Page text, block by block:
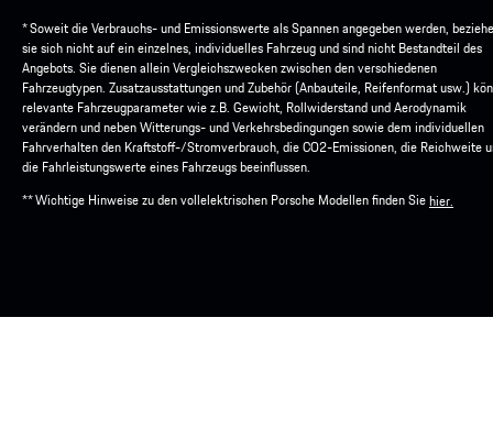
* Soweit die Verbrauchs- und Emissionswerte als Spannen angegeben werden,
sie sich nicht auf ein einzelnes, individuelles Fahrzeug und sind nicht Bestandteil des
Angebots. Sie dienen allein Vergleichszwecken zwischen den verschiedenen
Fahrzeugtypen. Zusatzausstattungen und Zubehör (Anbauteile, Reifenformat usw.)
relevante Fahrzeugparameter wie z.B. Gewicht, Rollwiderstand und Aerodynamik
verändern und neben Witterungs- und Verkehrsbedingungen sowie dem individuellen
Fahrverhalten den Kraftstoff-/Stromverbrauch, die CO2-Emissionen, die Reichweite
die Fahrleistungswerte eines Fahrzeugs beeinflussen.
** Wichtige Hinweise zu den vollelektrischen Porsche Modellen finden Siehier.